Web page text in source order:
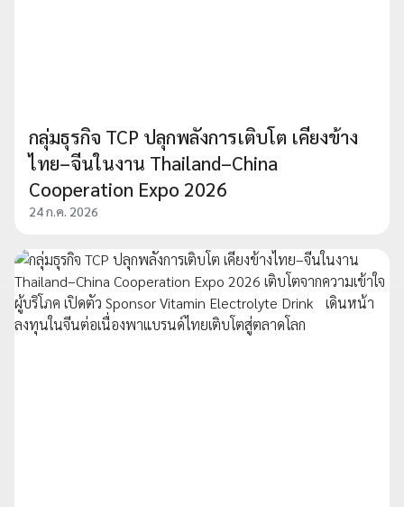
กลุ่มธุรกิจ TCP ปลุกพลังการเติบโต เคียงข้าง
ไทย–จีนในงาน Thailand–China
Cooperation Expo 2026
24 ก.ค. 2026